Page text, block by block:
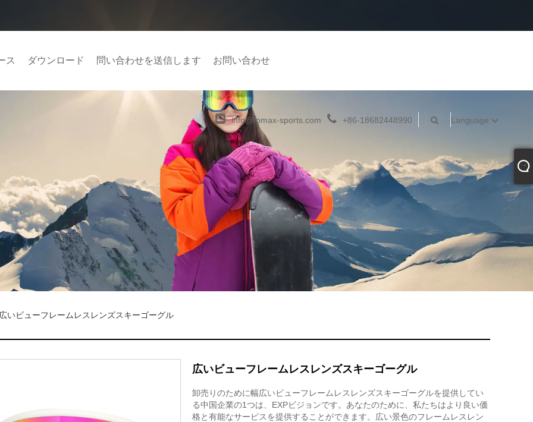
ス ダウンロード 問い合わせを送信します お問い合わせ
info@tomax-sports.com +86-18682448990 Language
いビューフレームレスレンズスキーゴーグル
広いビューフレームレスレンズスキーゴーグル
卸売りのために幅広いビューフレームレスレンズスキーゴーグルを提供してい
る中国企業の1つは、EXPビジョンです。あなたのために、私たちはより良い価
格と有能なサービスを提供することができます。広い景色のフレームレスレン